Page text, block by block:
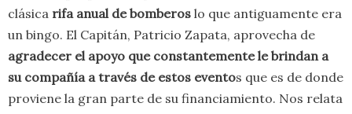
clásica rifa anual de bomberos lo que antiguamente era
un bingo. El Capitán, Patricio Zapata, aprovecha de
agradecer el apoyo que constantemente le brindan a
su compañía a través de estos eventos que es de donde
proviene la gran parte de su financiamiento. Nos relata